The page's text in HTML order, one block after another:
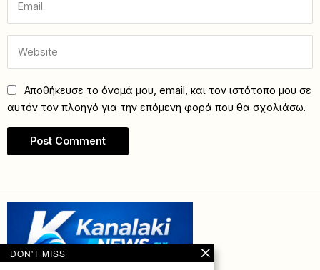
Αποθήκευσε το όνομά μου, email, και τον ιστότοπο μου σε
αυτόν τον πλοηγό για την επόμενη φορά που θα σχολιάσω.
DON'T MISS